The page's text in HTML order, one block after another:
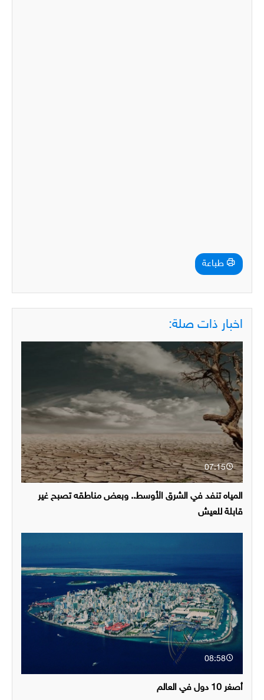
طباعة
اخبار ذات صلة:
07:15
المياه تنفد في الشرق الأوسط.. وبعض مناطقه تصبح غير
قابلة للعيش
08:58
أصغر 10 دول في العالم